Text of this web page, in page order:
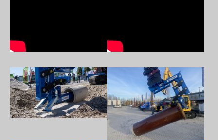
Show larger version Show larger version